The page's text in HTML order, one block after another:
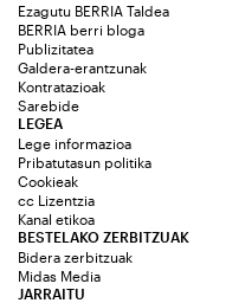
Ezagutu BERRIA Taldea
BERRIA berri bloga
Publizitatea
Galdera-erantzunak
Kontratazioak
Sarebide
JARRAITU
LEGEA
Lege informazioa
Pribatutasun politika
Cookieak
cc Lizentzia
Kanal etikoa
BESTELAKO ZERBITZUAK
Bidera zerbitzuak
Midas Media